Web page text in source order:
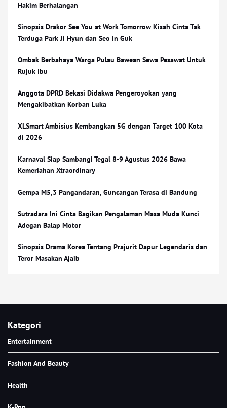
Hakim Berhalangan
Sinopsis Drakor See You at Work Tomorrow Kisah Cinta Tak
Terduga Park Ji Hyun dan Seo In Guk
Ombak Berbahaya Warga Pulau Bawean Sewa Pesawat Untuk
Rujuk Ibu
Anggota DPRD Bekasi Didakwa Pengeroyokan yang
Mengakibatkan Korban Luka
XLSmart Ambisius Kembangkan 5G dengan Target 100 Kota
di 2026
Karnaval Siap Sambangi Tegal 8-9 Agustus 2026 Bawa
Kemeriahan Xtraordinary
Gempa M5,3 Pangandaran, Guncangan Terasa di Bandung
Sutradara Ini Cinta Bagikan Pengalaman Masa Muda Kunci
Adegan Balap Motor
Sinopsis Drama Korea Tentang Prajurit Dapur Legendaris dan
Teror Masakan Ajaib
Kategori
Entertainment
Fashion And Beauty
Health